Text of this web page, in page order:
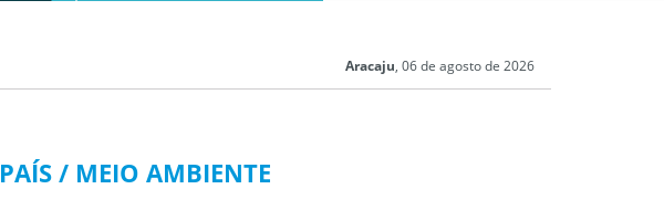
Aracaju, 06 de agosto de 2026
PAÍS / MEIO AMBIENTE